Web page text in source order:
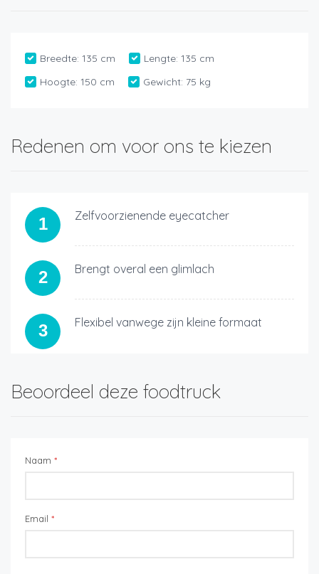
Breedte: 135 cm Lengte: 135 cm
Hoogte: 150 cm Gewicht: 75 kg
Redenen om voor ons te kiezen
1 Zelfvoorzienende eyecatcher
2 Brengt overal een glimlach
3 Flexibel vanwege zijn kleine formaat
Beoordeel deze foodtruck
Naam *
Email *